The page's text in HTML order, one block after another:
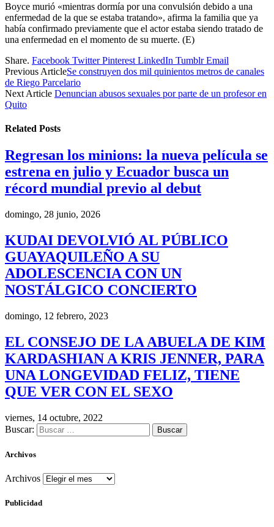
Boyce murió «mientras dormía por una convulsión debido a una
enfermedad de la que se estaba tratando», afirma la familia que ya
había confirmado previamente que el actor estaba siendo tratado de
una enfermedad en el momento de su muerte. (E)
Share. Facebook Twitter Pinterest LinkedIn Tumblr Email
Previous ArticleSe construyen dos mil quinientos metros de canales
de Riego Parcelario
Next Article Denuncian abusos sexuales por parte de un profesor en
Quito
Related Posts
Regresan los minions: la nueva película se
estrena en julio y Ecuador busca un
récord mundial previo al debut
domingo, 28 junio, 2026
KUDAI DEVOLVIÓ AL PÚBLICO
GUAYAQUILEÑO A SU
ADOLESCENCIA CON UN
NOSTÁLGICO CONCIERTO
domingo, 12 febrero, 2023
EL CONSEJO DE LA ABUELA DE KIM
KARDASHIAN A KRIS JENNER, PARA
UNA LONGEVIDAD FELIZ, TIENE
QUE VER CON EL SEXO
viernes, 14 octubre, 2022
Buscar:
Archivos
Archivos
Publicidad